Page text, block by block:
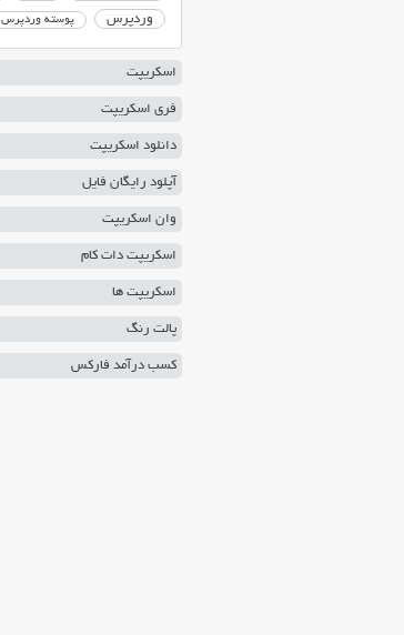
وردپرس پوسته وردپرس
اسکریپت
فری اسکریپت
دانلود اسکریپت
آپلود رایگان فایل
وان اسکریپت
اسکریپت دات کام
اسکریپت ها
پالت رنگ
کسب درآمد فارکس